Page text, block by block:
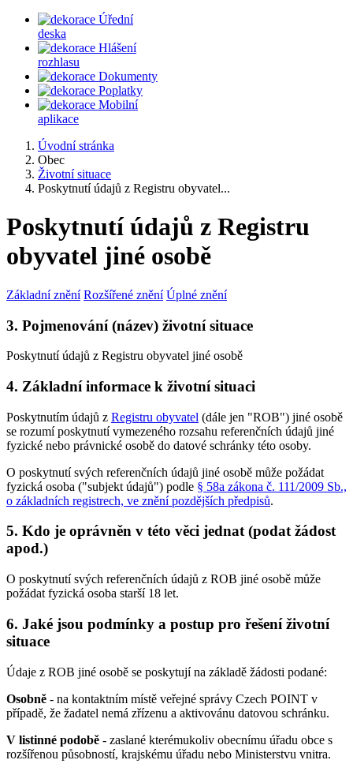
Úřední
deska
Hlášení
rozhlasu
Dokumenty
Poplatky
Mobilní
aplikace
Úvodní stránka
Obec
Životní situace
Poskytnutí údajů z Registru obyvatel...
Poskytnutí údajů z Registru
obyvatel jiné osobě
Základní znění Rozšířené znění Úplné znění
3. Pojmenování (název) životní situace
Poskytnutí údajů z Registru obyvatel jiné osobě
4. Základní informace k životní situaci
Poskytnutím údajů z Registru obyvatel (dále jen "ROB") jiné osobě
se rozumí poskytnutí vymezeného rozsahu referenčních údajů jiné
fyzické nebo právnické osobě do datové schránky této osoby.
O poskytnutí svých referenčních údajů jiné osobě může požádat
fyzická osoba ("subjekt údajů") podle § 58a zákona č. 111/2009 Sb.,
o základních registrech, ve znění pozdějších předpisů.
5. Kdo je oprávněn v této věci jednat (podat žádost
apod.)
O poskytnutí svých referenčních údajů z ROB jiné osobě může
požádat fyzická osoba starší 18 let.
6. Jaké jsou podmínky a postup pro řešení životní
situace
Údaje z ROB jiné osobě se poskytují na základě žádosti podané:
Osobně - na kontaktním místě veřejné správy Czech POINT v
případě, že žadatel nemá zřízenu a aktivovánu datovou schránku.
V listinné podobě - zaslané kterémukoliv obecnímu úřadu obce s
rozšířenou působností, krajskému úřadu nebo Ministerstvu vnitra.